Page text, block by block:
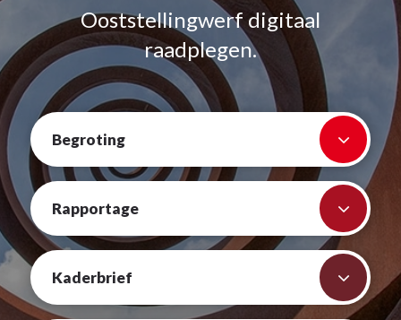
Ooststellingwerf digitaal
raadplegen.
Begroting
Rapportage
Kaderbrief